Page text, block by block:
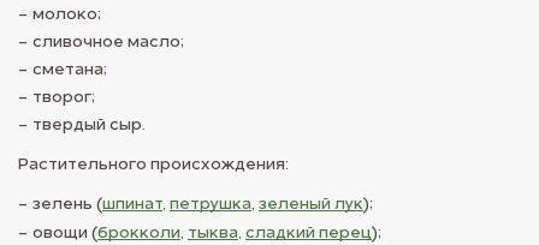
молоко;
сливочное масло;
сметана;
творог;
твердый сыр.
Растительного происхождения:
зелень (шпинат, петрушка, зеленый лук);
овощи (брокколи тыква сладкий перец);